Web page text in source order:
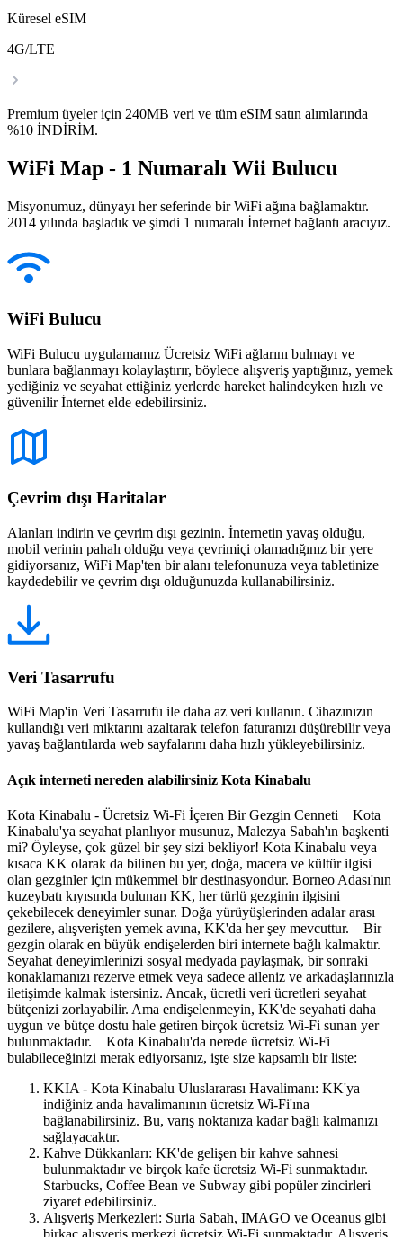
Küresel eSIM
4G/LTE
Premium üyeler için 240MB veri ve tüm eSIM satın alımlarında
%10 İNDİRİM.
WiFi Map - 1 Numaralı Wii Bulucu
Misyonumuz, dünyayı her seferinde bir WiFi ağına bağlamaktır.
2014 yılında başladık ve şimdi 1 numaralı İnternet bağlantı aracıyız.
WiFi Bulucu
WiFi Bulucu uygulamamız Ücretsiz WiFi ağlarını bulmayı ve
bunlara bağlanmayı kolaylaştırır, böylece alışveriş yaptığınız, yemek
yediğiniz ve seyahat ettiğiniz yerlerde hareket halindeyken hızlı ve
güvenilir İnternet elde edebilirsiniz.
Çevrim dışı Haritalar
Alanları indirin ve çevrim dışı gezinin. İnternetin yavaş olduğu,
mobil verinin pahalı olduğu veya çevrimiçi olamadığınız bir yere
gidiyorsanız, WiFi Map'ten bir alanı telefonunuza veya tabletinize
kaydedebilir ve çevrim dışı olduğunuzda kullanabilirsiniz.
Veri Tasarrufu
WiFi Map'in Veri Tasarrufu ile daha az veri kullanın. Cihazınızın
kullandığı veri miktarını azaltarak telefon faturanızı düşürebilir veya
yavaş bağlantılarda web sayfalarını daha hızlı yükleyebilirsiniz.
Açık interneti nereden alabilirsiniz Kota Kinabalu
Kota Kinabalu - Ücretsiz Wi-Fi İçeren Bir Gezgin Cenneti Kota
Kinabalu'ya seyahat planlıyor musunuz, Malezya Sabah'ın başkenti
mi? Öyleyse, çok güzel bir şey sizi bekliyor! Kota Kinabalu veya
kısaca KK olarak da bilinen bu yer, doğa, macera ve kültür ilgisi
olan gezginler için mükemmel bir destinasyondur. Borneo Adası'nın
kuzeybatı kıyısında bulunan KK, her türlü gezginin ilgisini
çekebilecek deneyimler sunar. Doğa yürüyüşlerinden adalar arası
gezilere, alışverişten yemek avına, KK'da her şey mevcuttur. Bir
gezgin olarak en büyük endişelerden biri internete bağlı kalmaktır.
Seyahat deneyimlerinizi sosyal medyada paylaşmak, bir sonraki
konaklamanızı rezerve etmek veya sadece aileniz ve arkadaşlarınızla
iletişimde kalmak istersiniz. Ancak, ücretli veri ücretleri seyahat
bütçenizi zorlayabilir. Ama endişelenmeyin, KK'de seyahati daha
uygun ve bütçe dostu hale getiren birçok ücretsiz Wi-Fi sunan yer
bulunmaktadır. Kota Kinabalu'da nerede ücretsiz Wi-Fi
bulabileceğinizi merak ediyorsanız, işte size kapsamlı bir liste:
KKIA - Kota Kinabalu Uluslararası Havalimanı: KK'ya
indiğiniz anda havalimanının ücretsiz Wi-Fi'ına
bağlanabilirsiniz. Bu, varış noktanıza kadar bağlı kalmanızı
sağlayacaktır.
Kahve Dükkanları: KK'de gelişen bir kahve sahnesi
bulunmaktadır ve birçok kafe ücretsiz Wi-Fi sunmaktadır.
Starbucks, Coffee Bean ve Subway gibi popüler zincirleri
ziyaret edebilirsiniz.
Alışveriş Merkezleri: Suria Sabah, IMAGO ve Oceanus gibi
birkaç alışveriş merkezi ücretsiz Wi-Fi sunmaktadır. Alışveriş